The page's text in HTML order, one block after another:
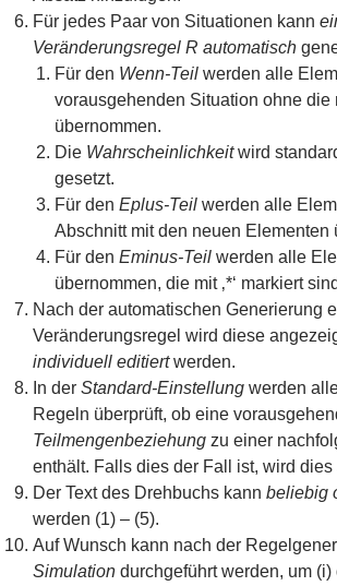
Für jedes Paar von Situationen kann
Veränderungsregel R automatisch
Für den Wenn-Teil werden alle
vorausgehenden Situation ohne die
übernommen.
Die Wahrscheinlichkeitwird
gesetzt.
Für den Eplus-Teil werden alle
Abschnitt mit den neuen Elementen
Für den Eminus-Teil werden alle
übernommen, die mit ‚*‘ markiert
Nach der automatischen Generierung
Veränderungsregel wird diese
individuell editiertwerden.
In der Standard-Einstellung werden
Regeln überprüft, ob eine
Teilmengenbeziehung zu einer
enthält. Falls dies der Fall ist, wird dies
Der Text des Drehbuchs kann beliebig
werden (1) – (5).
Auf Wunsch kann nach der
Simulation durchgeführt werden, um (i)